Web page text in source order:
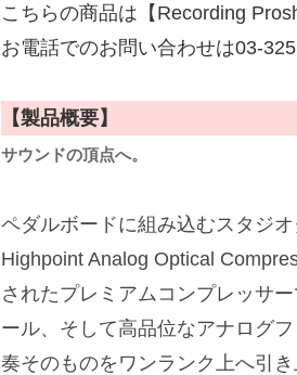
こちらの商品は【Recording
お電話でのお問い合わせは03-
【製品概要】
サウンドの頂点へ。
ペダルボードに組み込むスタジ
Highpoint Analog Optical
されたプレミアムコンプレッサ
ール、そして高品位なアナログ
奏そのものをワンランク上へ引き